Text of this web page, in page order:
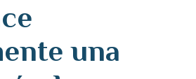
una